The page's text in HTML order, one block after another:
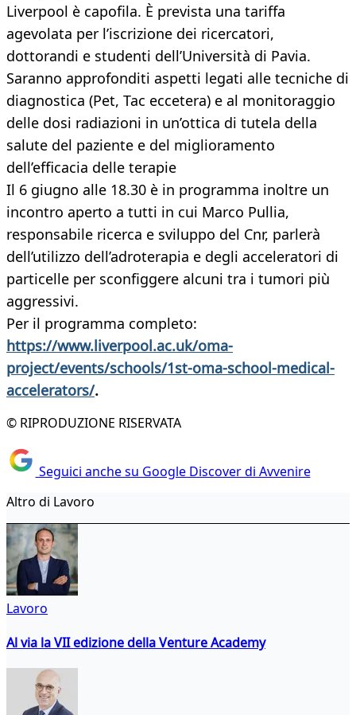
Liverpool è capofila. È prevista una tariffa
agevolata per l’iscrizione dei ricercatori,
dottorandi e studenti dell’Università di Pavia.
Saranno approfonditi aspetti legati alle tecniche di
diagnostica (Pet, Tac eccetera) e al monitoraggio
delle dosi radiazioni in un’ottica di tutela della
salute del paziente e del miglioramento
dell’efficacia delle terapie
Il 6 giugno alle 18.30 è in programma inoltre un
incontro aperto a tutti in cui Marco Pullia,
responsabile ricerca e sviluppo del Cnr, parlerà
dell’utilizzo dell’adroterapia e degli acceleratori di
particelle per sconfiggere alcuni tra i tumori più
aggressivi.
Per il programma completo:
https://www.liverpool.ac.uk/oma-
project/events/schools/1st-oma-school-medical-
accelerators/.
© RIPRODUZIONE RISERVATA
Seguici anche su Google Discover di Avvenire
Altro di Lavoro
Lavoro
Al via la VII edizione della Venture Academy